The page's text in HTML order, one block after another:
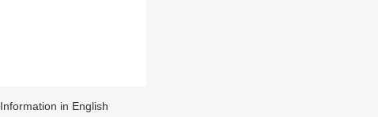
Information in English